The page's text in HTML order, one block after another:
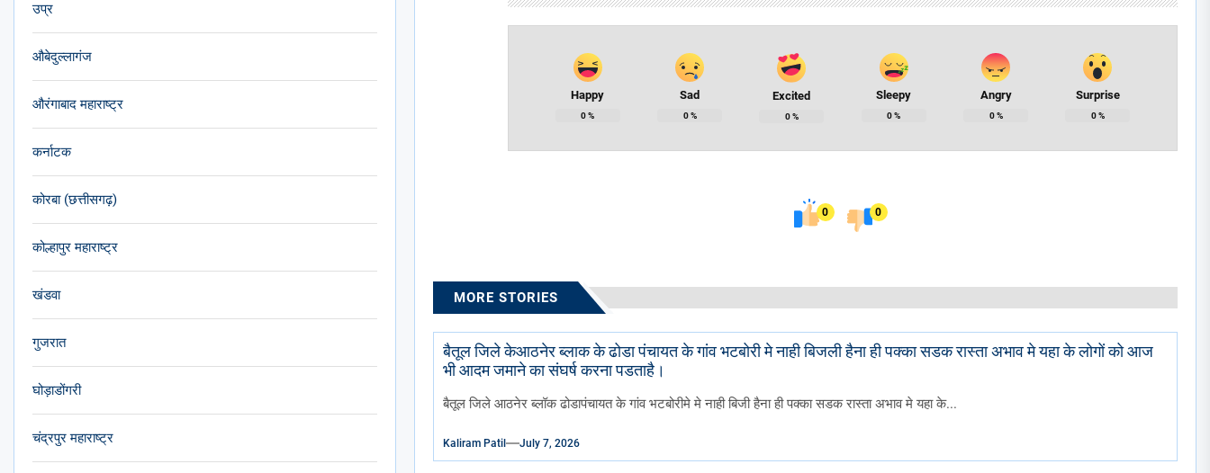
Happy
0%
Sad
0%
Excited
0%
Sleepy
0%
Angry
0%
Surprise
0%
0 0
MORE STORIES
बैतूल जिले केआठनेर ब्लाक के ढोडा पंचायत के गांव भटबोरी मे नाही बिजली हैना ही पक्का सडक रास्ता अभाव मे यहा के लोगों को आज
भी आदम जमाने का संघर्ष करना पडताहै।
बैतूल जिले आठनेर ब्लॉक ढोडापंचायत के गांव भटबोरीमे मे नाही बिजी हैना ही पक्का सडक रास्ता अभाव मे यहा के...
Kaliram Patil July 7, 2026
उप्र
औबेदुल्लागंज
औरंगाबाद महाराष्ट्र
कर्नाटक
कोरबा (छत्तीसगढ़)
कोल्हापुर महाराष्ट्र
खंडवा
गुजरात
घोड़ाडोंगरी
चंद्रपुर महाराष्ट्र